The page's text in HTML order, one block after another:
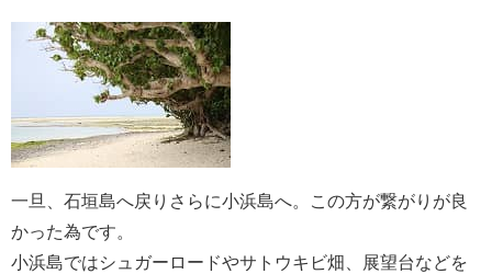
一旦、石垣島へ戻りさらに小浜島へ。この方が繋がりが良
かった為です。
小浜島ではシュガーロードやサトウキビ畑、展望台などを